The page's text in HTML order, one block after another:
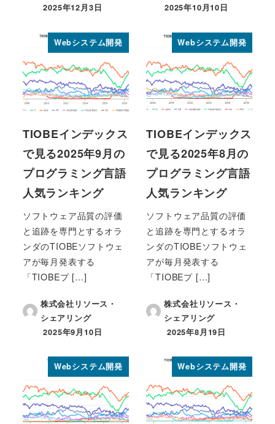
投稿日
2025年12月3日
投稿日
2025年10月10日
Webシステム開発
TIOBEインデックス
で見る2025年9月の
プログラミング言語
人気ランキング
ソフトウェア品質の評価
と追跡を専門とするオラ
ンダのTIOBEソフトウェ
アが毎月発表する
「TIOBEプ […]
株式会社リソース・
シェアリング
投稿日
2025年9月10日
Webシステム開発
TIOBEインデックス
で見る2025年8月の
プログラミング言語
人気ランキング
ソフトウェア品質の評価
と追跡を専門とするオラ
ンダのTIOBEソフトウェ
アが毎月発表する
「TIOBEプ […]
株式会社リソース・
シェアリング
投稿日
2025年8月19日
Webシステム開発 Webシステム開発